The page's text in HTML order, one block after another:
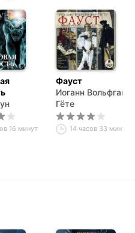
16 минут
Фауст
Иоганн Вольфганг
Гёте
14 часов 33 минуты